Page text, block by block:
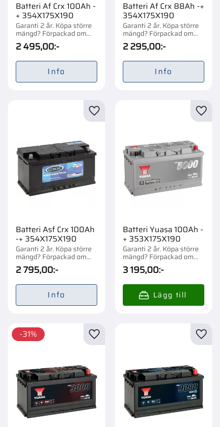
Batteri Af Crx 100Ah -
+ 354X175X190
Garanti 2 år. Köpa större
mängd? Förpackad om
1/48 st.
2 495,00:-
Info
Batteri Af Crx 88Ah -+
354X175X190
Garanti 2 år. Köpa större
mängd? Förpackad om
1/48 st.
2 295,00:-
Info
Batteri Asf Crx 100Ah
-+ 354X175X190
Garanti 2 år. Köpa större
mängd? Förpackad om
1/48 st.
2 795,00:-
Lägg till i favoriter
Info
Batteri Yuasa 100Ah -
+ 353X175X190
Garanti 2 år. Köpa större
mängd? Förpackad om
1/36 st.
3 195,00:-
31% Lägg till i favoriter